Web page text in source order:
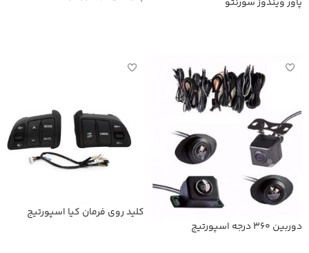
دوربین 360 درجه اسپورتیج
کلید روی فرمان کیا اسپورتیج